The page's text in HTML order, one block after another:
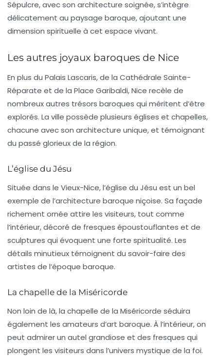
Sépulcre, avec son architecture soignée, s’intègre
délicatement au paysage baroque, ajoutant une
dimension spirituelle à cet espace vivant.
Les autres joyaux baroques de Nice
En plus du Palais Lascaris, de la Cathédrale Sainte-
Réparate et de la Place Garibaldi, Nice recèle de
nombreux autres trésors baroques qui méritent d’être
explorés. La ville possède plusieurs églises et chapelles,
chacune avec son architecture unique, et témoignant
du passé glorieux de la région.
L’église du Jésu
Située dans le Vieux-Nice, l’église du Jésu est un bel
exemple de l’architecture baroque niçoise. Sa façade
richement ornée attire les visiteurs, tout comme
l’intérieur, décoré de fresques époustouflantes et de
sculptures qui évoquent une forte spiritualité. Les
détails minutieux témoignent du savoir-faire des
artistes de l’époque baroque.
La chapelle de la Miséricorde
Non loin de là, la chapelle de la Miséricorde séduira
également les amateurs d’art baroque. À l’intérieur, on
peut admirer un autel grandiose et des fresques qui
plongent les visiteurs dans l’univers mystique de la foi.